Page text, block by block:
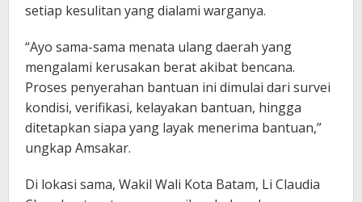
setiap kesulitan yang dialami warganya.
“Ayo sama-sama menata ulang daerah yang
mengalami kerusakan berat akibat bencana.
Proses penyerahan bantuan ini dimulai dari survei
kondisi, verifikasi, kelayakan bantuan, hingga
ditetapkan siapa yang layak menerima bantuan,”
ungkap Amsakar.
Di lokasi sama, Wakil Wali Kota Batam, Li Claudia